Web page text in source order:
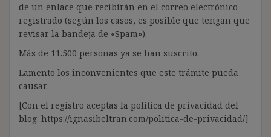
de un enlace que recibirán en el correo electrónico
registrado (según los casos, es posible que tengan que
revisar la bandeja de «Spam»).
Más de 11.500 personas ya se han suscrito.
Lamento los inconvenientes que este trámite pueda
causar.
[Con el registro aceptas la política de privacidad del
blog: https://ignasibeltran.com/politica-de-privacidad/]